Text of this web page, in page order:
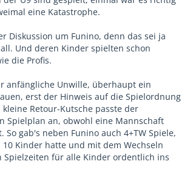
eine Katastrophe.
Diskussion um Funino, denn das sei ja
Und deren Kinder spielten schon
die Profis.
anfängliche Unwille, überhaupt ein
erst der Hinweis auf die Spielordnung
Retour-Kutsche passte der
Spielplan an, obwohl eine Mannschaft
So gab's neben Funino auch 4+TW Spiele,
Kinder hatte und mit dem Wechseln
Spielzeiten für alle Kinder ordentlich ins